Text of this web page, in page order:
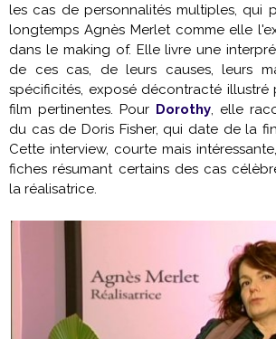
les cas de personnalités multiples, qui
longtemps Agnès Merlet comme elle
dans le making of. Elle livre une
de ces cas, de leurs causes, leurs
spécificités, exposé décontracté illustré
film pertinentes. Pour Dorothy, elle
du cas de Doris Fisher, qui date de la
Cette interview, courte mais
fiches résumant certains des cas
la réalisatrice.